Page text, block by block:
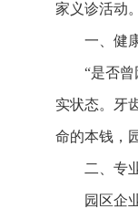
家义诊活动
一、健
“是否
实状态。 牙
命的本钱，
二、专
园区企